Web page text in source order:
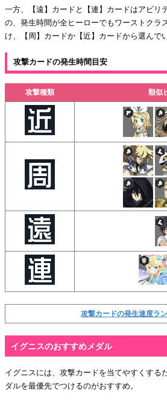
一方、【遠】カードと【連】カードはアビリ
の、発生時間が全ヒーローでもワーストクラ
け、【周】カードか【近】カードから選んで
攻撃カードの発生時間目安
攻撃種類 類似
攻撃カードの発生速度ラ
イグニスのおすすめメダル
イグニスには、攻撃カードを当てやすくする
ダルを最優先でつけるのがおすすめ。